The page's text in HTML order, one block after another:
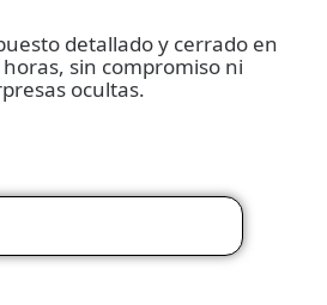
detallado y cerrado en
sin compromiso ni
ocultas.